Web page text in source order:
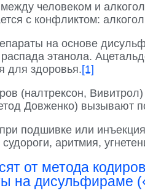
человеком и
с конфликтом:
на основе
этанола.
для здоровья.[1]
(налтрексон,
Довженко) вызывают
подшивке или
аритмия,
от метода
на дисульфираме